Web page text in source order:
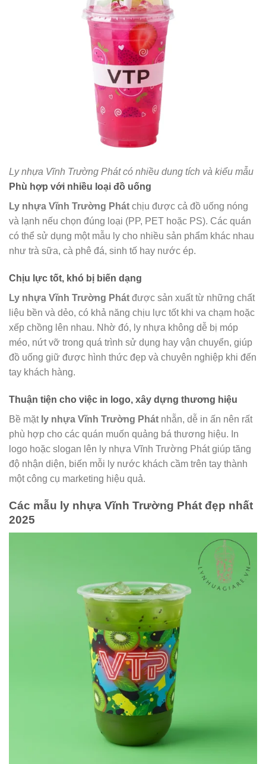
Ly nhựa Vĩnh Trường Phát có nhiều dung tích và kiểu mẫu
Phù hợp với nhiều loại đồ uống
Ly nhựa Vĩnh Trường Phát chịu được cả đồ uống nóng
và lạnh nếu chọn đúng loại (PP, PET hoặc PS). Các quán
có thể sử dụng một mẫu ly cho nhiều sản phẩm khác nhau
như trà sữa, cà phê đá, sinh tố hay nước ép.
Chịu lực tốt, khó bị biến dạng
Ly nhựa Vĩnh Trường Phát được sản xuất từ những chất
liệu bền và dẻo, có khả năng chịu lực tốt khi va chạm hoặc
xếp chồng lên nhau. Nhờ đó, ly nhựa không dễ bị móp
méo, nứt vỡ trong quá trình sử dụng hay vận chuyển, giúp
đồ uống giữ được hình thức đẹp và chuyên nghiệp khi đến
tay khách hàng.
Thuận tiện cho việc in logo, xây dựng thương hiệu
Bề mặt ly nhựa Vĩnh Trường Phát nhẵn, dễ in ấn nên rất
phù hợp cho các quán muốn quảng bá thương hiệu. In
logo hoặc slogan lên ly nhựa Vĩnh Trường Phát giúp tăng
độ nhận diện, biến mỗi ly nước khách cầm trên tay thành
một công cụ marketing hiệu quả.
Các mẫu ly nhựa Vĩnh Trường Phát đẹp nhất
2025